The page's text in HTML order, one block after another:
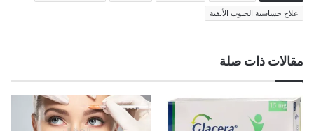
علاج حساسية الجيوب الأنفية
مقالات ذات صلة